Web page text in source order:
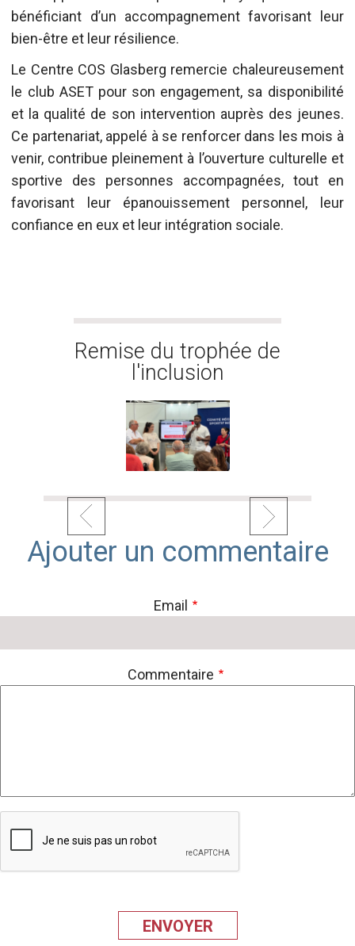
bénéficiant d’un accompagnement favorisant leur
bien-être et leur résilience.
Le Centre COS Glasberg remercie chaleureusement
le club ASET pour son engagement, sa disponibilité
et la qualité de son intervention auprès des jeunes.
Ce partenariat, appelé à se renforcer dans les mois à
venir, contribue pleinement à l’ouverture culturelle et
sportive des personnes accompagnées, tout en
favorisant leur épanouissement personnel, leur
confiance en eux et leur intégration sociale.
Remise du trophée de
l'inclusion
Ajouter un commentaire
Email
Commentaire